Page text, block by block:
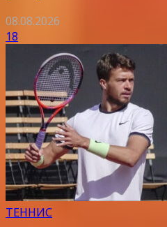
08.08.2026
18
ТЕННИС